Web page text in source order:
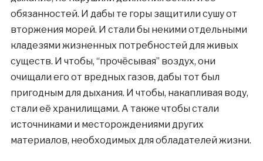
обязанностей. И дабы те горы защитили сушу от
вторжения морей. И стали бы некими отдельными
кладезями жизненных потребностей для живых
существ. И чтобы, “прочёсывая” воздух, они
очищали его от вредных газов, дабы тот был
пригодным для дыхания. И чтобы, накапливая воду,
стали её хранилищами. А также чтобы стали
источниками и месторождениями других
материалов, необходимых для обладателей жизни.